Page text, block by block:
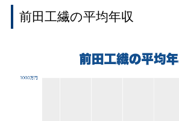
前田工繊の平均年収